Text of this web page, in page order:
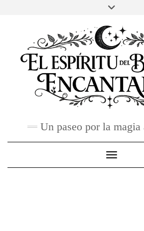
FACEBOOK
TWITTER
INSTAGRAM
TUBE
CONTACTO
Un paseo por la magia
Toggle